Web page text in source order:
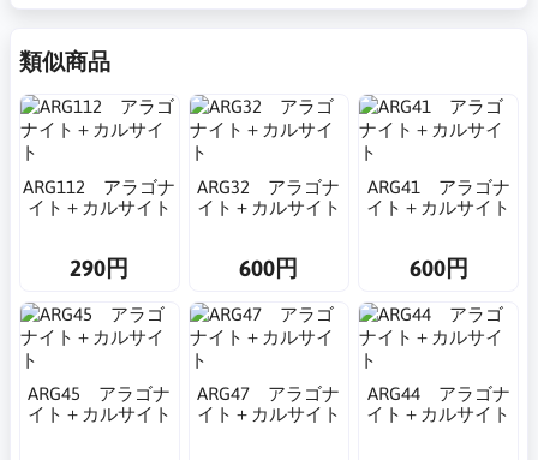
類似商品
ARG112 アラゴナ
イト＋カルサイト
290円
ARG32 アラゴナ
イト＋カルサイト
600円
ARG41 アラゴナ
イト＋カルサイト
600円
ARG45 アラゴナ
イト＋カルサイト
ARG47 アラゴナ
イト＋カルサイト
ARG44 アラゴナ
イト＋カルサイト